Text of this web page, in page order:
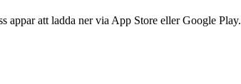
appar att ladda ner via App Store eller Google Play.